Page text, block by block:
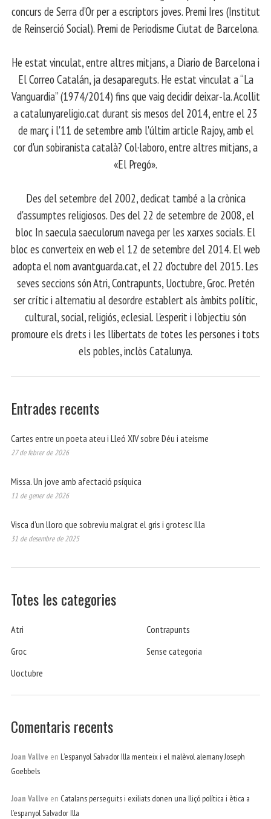
concurs de Serra d’Or per a escriptors joves. Premi Ires (Institut
de Reinserció Social). Premi de Periodisme Ciutat de Barcelona.
​ He estat vinculat, entre altres mitjans, a Diario de Barcelona i
El Correo Catalán, ja desapareguts. He estat vinculat a “La
Vanguardia” (1974/2014) fins que vaig decidir deixar-la. Acollit
a catalunyareligio.cat durant sis mesos del 2014, entre el 23
de març i l'11 de setembre amb l'últim article Rajoy, amb el
cor d'un sobiranista català? Col·laboro, entre altres mitjans, a
«El Pregó».
​ Des del setembre del 2002, dedicat també a la crònica
d'assumptes religiosos. Des del 22 de setembre de 2008, el
bloc In saecula saeculorum navega per les xarxes socials. El
bloc es converteix en web el 12 de setembre del 2014. El web
adopta el nom avantguarda.cat, el 22 d'octubre del 2015. Les
seves seccions són Atri, Contrapunts, Uoctubre, Groc. Pretén
ser crític i alternatiu al desordre establert als àmbits polític,
cultural, social, religiós, eclesial. L'esperit i l'objectiu són
promoure els drets i les llibertats de totes les persones i tots
els pobles, inclòs Catalunya.
Entrades recents
Cartes entre un poeta ateu i Lleó XIV sobre Déu i ateísme
27 de febrer de 2026
Missa. Un jove amb afectació psíquica
11 de gener de 2026
Visca d’un lloro que sobreviu malgrat el gris i grotesc Illa
31 de desembre de 2025
Totes les categories
Atri
Contrapunts
Groc
Sense categoria
Uoctubre
Comentaris recents
Joan Vallve en L’espanyol Salvador Illa menteix i el malèvol alemany Joseph
Goebbels
Joan Vallve en Catalans perseguits i exiliats donen una lliçó política i ètica a
l’espanyol Salvador Illa